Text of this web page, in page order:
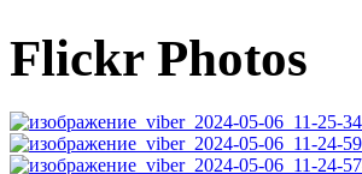
Flickr Photos